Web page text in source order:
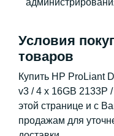
Условия
товаров
Купить HP ProLiant
v3 / 4 x 16GB 2133P
этой странице и с
продажам для